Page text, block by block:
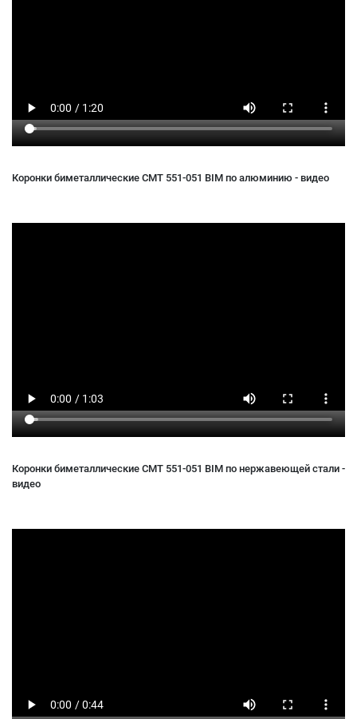
Коронки биметаллические CMT 551-051 BIM по алюминию - видео
Коронки биметаллические CMT 551-051 BIM по нержавеющей стали -
видео